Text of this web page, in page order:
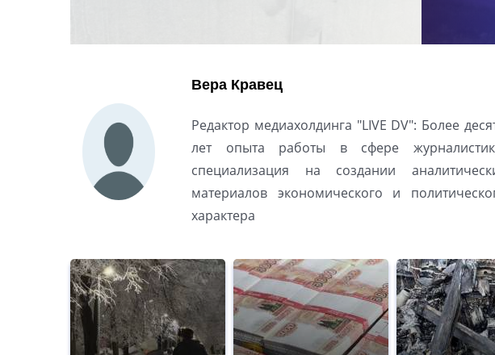
Вера Кравец
Редактор медиахолдинга "LIVE DV": Более
лет опыта работы в сфере
специализация на создании
материалов экономического и
характера